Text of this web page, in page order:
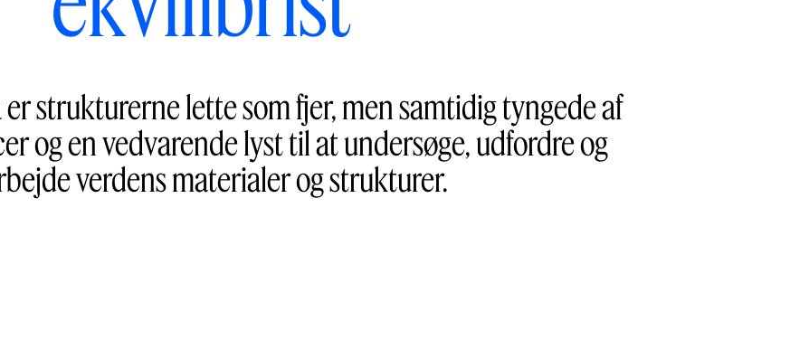
strukturerne lette som fjer, men samtidig tyngede af
og en vedvarende lyst til at undersøge, udfordre og
verdens materialer og strukturer.